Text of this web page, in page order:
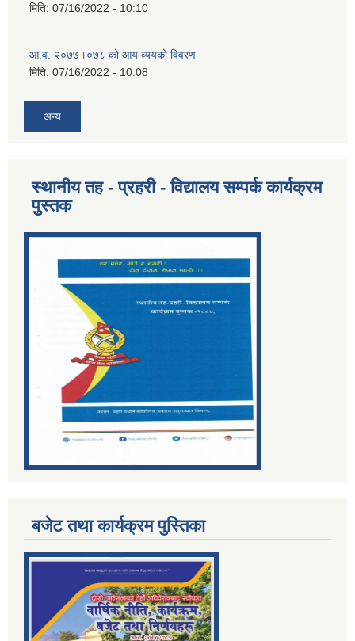
मिति: 07/16/2022 - 10:10
आ.व. २०७७।०७८ को आय व्ययको विवरण
मिति: 07/16/2022 - 10:08
अन्य
स्थानीय तह - प्रहरी - विद्यालय सम्पर्क कार्यक्रम
पुुस्तक
बजेट तथा कार्यक्रम पुस्तिका